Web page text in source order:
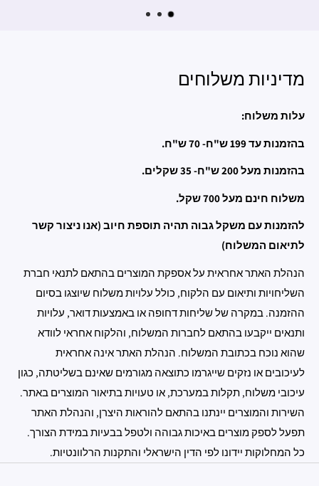
מדיניות משלוחים
עלות משלוח:
בהזמנות עד 199 ש"ח- 70 ש"ח.
בהזמנות מעל 200 ש"ח- 35 שקלים.
משלוח חינם מעל 700 שקל.
להזמנות עם משקל גבוה תהיה תוספת חיוב (אנו ניצור קשר
לתיאום המשלוח)
הנהלת האתר אחראית על אספקת המוצרים בהתאם לתנאי חברת
השליחויות ותיאום עם הלקוח, כולל עלויות משלוח שיוצגו בסיום
ההזמנה. במקרה של שליחות דחופה או באמצעות דואר, עלויות
ותנאים ייקבעו בהתאם לחברות המשלוח, והלקוח אחראי לוודא
שהוא נוכח בכתובת המשלוח. הנהלת האתר אינה אחראית
לעיכובים או נזקים שייגרמו כתוצאה מגורמים שאינם בשליטתה, כגון
עיכובי משלוח, תקלות במערכת, או טעויות בתיאור המוצרים באתר.
השירות והמוצרים יינתנו בהתאם להוראות היצרן, והנהלת האתר
תפעל לספק מוצרים באיכות גבוהה ולטפל בבעיות במידת הצורך.
כל המחלוקות יידונו לפי הדין הישראלי והתקנות הרלוונטיות.